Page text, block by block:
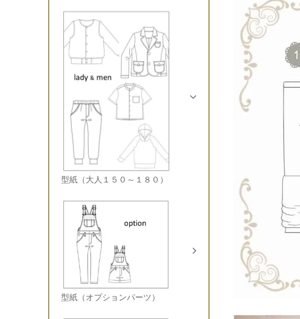
型紙（大人１５０～１８０）
型紙（オプションパーツ）